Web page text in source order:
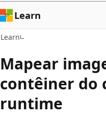
Learn
Learn
Mapear
contêiner do
runtime